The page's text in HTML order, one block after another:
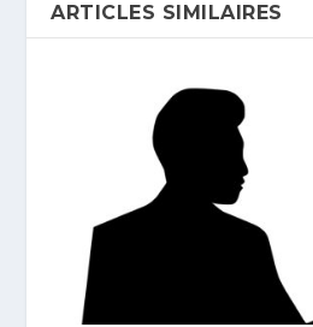
ARTICLES SIMILAIRES